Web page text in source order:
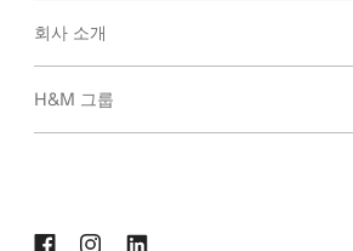
기업문화 & 복지
회사 소개
H&M에 대하여
H&M 그룹